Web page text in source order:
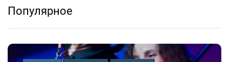
Популярное